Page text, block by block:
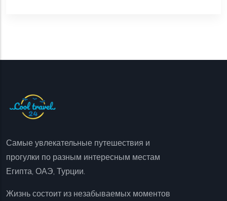
Самые увлекательные путешествия и
прогулки по разным интересным местам
Египта, ОАЭ, Турции.
Жизнь состоит из незабываемых моментов